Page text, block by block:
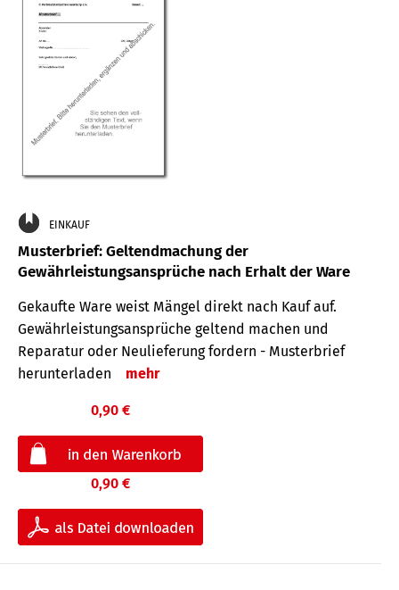
EINKAUF
Musterbrief: Geltendmachung der
Gewährleistungsansprüche nach Erhalt der Ware
Gekaufte Ware weist Mängel direkt nach Kauf auf.
Gewährleistungsansprüche geltend machen und
Reparatur oder Neulieferung fordern - Musterbrief
herunterladen
mehr
0,90 €
0,90 €